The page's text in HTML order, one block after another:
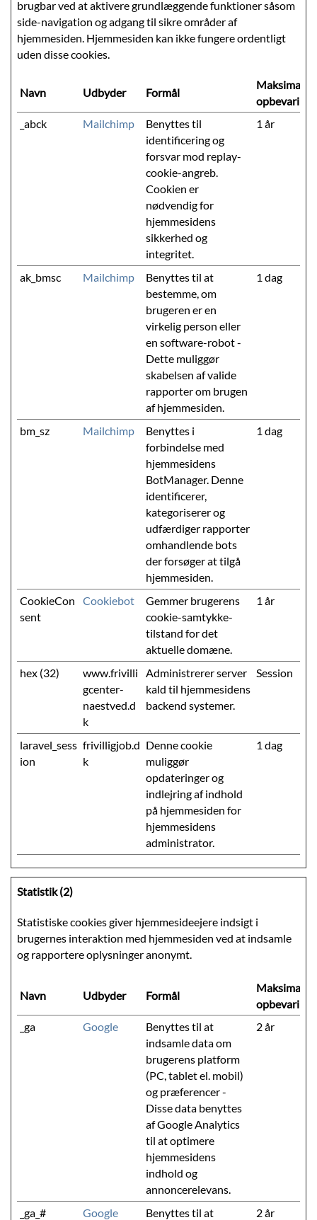
brugbar ved at aktivere grundlæggende funktioner såsom
side-navigation og adgang til sikre områder af
hjemmesiden. Hjemmesiden kan ikke fungere ordentligt
uden disse cookies.
Navn Udbyder Formål
Maksimal
_abck
Mailchimp
Benyttes til
identificering og
forsvar mod replay-
cookie-angreb.
Cookien er
nødvendig for
hjemmesidens
sikkerhed og
integritet.
1 år
ak_bmsc Mailchimp
Benyttes til at
bestemme, om
brugeren er en
virkelig person eller
en software-robot -
Dette muliggør
skabelsen af valide
rapporter om brugen
af hjemmesiden.
1 dag
bm_sz Mailchimp
Benyttes i
forbindelse med
hjemmesidens
BotManager. Denne
identificerer,
kategoriserer og
udfærdiger rapporter
omhandlende bots
der forsøger at tilgå
hjemmesiden.
1 dag
CookieCon
sent
Cookiebot
Gemmer brugerens
cookie-samtykke-
tilstand for det
aktuelle domæne.
1 år
hex (32)
www.frivilli
gcenter-
naestved.d
k
Administrerer server
kald til hjemmesidens
backend systemer.
Session
laravel_sess
ion
frivilligjob.d
k
Denne cookie
muliggør
opdateringer og
indlejring af indhold
på hjemmesiden for
hjemmesidens
administrator.
1 dag
Statistik (2)
Statistiske cookies giver hjemmesideejere indsigt i
brugernes interaktion med hjemmesiden ved at indsamle
og rapportere oplysninger anonymt.
Navn Udbyder Formål
Maksimal
_ga
Google
Benyttes til at
indsamle data om
brugerens platform
(PC, tablet el. mobil)
og præferencer -
Disse data benyttes
af Google Analytics
til at optimere
hjemmesidens
indhold og
annoncerelevans.
2 år
_ga_# Google
Benyttes til at
2 år